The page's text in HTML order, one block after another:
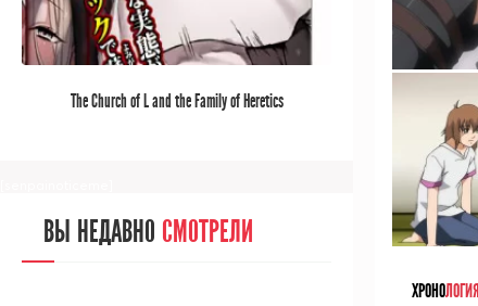
ХРОНОЛОГИЯ
[/senpainoticeme]
САМЫЙ ПОПУЛЯРНЫЙ АНИМЕ
The Church of L and the Family of Heretics
ВЫ НЕДАВНО СМОТРЕЛИ